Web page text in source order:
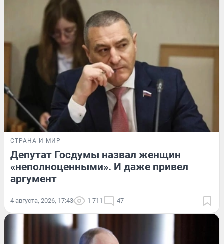
СТРАНА И МИР
Депутат Госдумы назвал женщин
«неполноценными». И даже привел
аргумент
4 августа, 2026, 17:43 1 711 47